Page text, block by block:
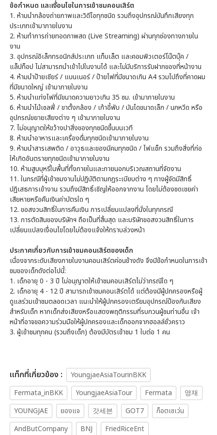
ข้อกำหนด และเงื่อนไขในการเข้าชมคอนเสิร์ต
1. ห้ามนำกล้องถ่ายภาพและวิดีโอทุกชนิด รวมถึงอุปกรณ์บันทึกเสียงทุก
ประเภทเข้ามาภายในงาน
2. ห้ามทำการถ่ายทอดภาพสด (Live Streaming) ผ่านทุกช่องทางภายใน
งาน
3. อุปกรณ์อิเล็กทรอนิกส์ประเภท แท็บเล็ต และคอมพิวเตอร์โน๊ตบุ๊ค /
แล็ปท็อป ไม่สามารถนำเข้าไปในงานได้ และไม่มีบริการรับฝากของที่หน้างาน
4. ห้ามนำป้ายเชียร์ / แบนเนอร์ / ป้ายไฟที่มีขนาดเกิน A4 รวมไปถึงที่คาดผม
ที่มีขนาดใหญ่ เข้ามาภายในงาน
5. ห้ามนำแท่งไฟที่มีขนาดความยาวเกิน 35 ซม. เข้ามาภายในงาน
6. ห้ามนำไม้เซลฟี่ / ขาตั้งกล้อง / เก้าอี้พับ / บันไดขนาดเล็ก / นกหวีด หรือ
อุปกรณ์ขยายเสียงต่าง ๆ เข้ามาภายในงาน
7. ไม่อนุญาตให้ขว้างปาสิ่งของทุกชนิดขึ้นบนเวที
8. ห้ามนำอาหารและเครื่องดื่มทุกชนิดเข้ามาภายในงาน
9. ห้ามนำสารเสพติด / อาวุธและของมีคมทุกชนิด / ไฟแช็ก รวมถึงสิ่งที่ก่อ
ให้เกิดอันตรายทุกชนิดเข้ามาภายในงาน
10. ห้ามสูบบุหรี่ในพื้นที่ทั้งภายในและภายนอกบริเวณสถานที่จัดงาน
11. ในกรณีที่ผู้เข้าชมงานไม่ปฏิบัติตามกฎระเบียบต่าง ๆ ทางผู้จัดมีสิทธิ์
ปฏิเสธการเข้างาน รวมถึงมีสิทธิ์เชิญให้ออกจากงาน โดยไม่ต้องชดเชยค่า
เสียหายหรือคืนเงินค่าบัตรใด ๆ
12. ขอสงวนสิทธิ์ในการคืนเงิน การเปลี่ยนแปลงที่นั่งในทุกกรณี
13. การตัดสินของบริษัทฯ ถือเป็นที่สิ้นสุด และบริษัทขอสงวนสิทธิ์ในการ
เปลี่ยนแปลงเงื่อนไขโดยไม่ต้องแจ้งให้ทราบล่วงหน้า
ประกาศเกี่ยวกับการเข้าชมคอนเสิร์ตของเด็ก
เนื่องจากระดับเสียงภายในงานคอนเสิร์ตค่อนข้างดัง จึงมีข้อกำหนดในการเข้า
ชมของเด็กดังต่อไปนี้:
1. เด็กอายุ 0 - 3 ปี ไม่อนุญาตให้เข้าชมคอนเสิร์ตไม่ว่ากรณีใด ๆ
2. เด็กอายุ 4 - 12 ปี สามารถเข้าชมคอนเสิร์ตได้ แต่ต้องมีผู้ปกครองหรือผู้
ดูแลร่วมเข้าชมตลอดเวลา แนะนำให้ผู้ปกครองเตรียมอุปกรณ์ป้องกันเสียง
สำหรับเด็ก หากเด็กส่งเสียงหรือแสดงพฤติกรรมที่รบกวนผู้ชมท่านอื่น เจ้า
หน้าที่อาจขอความร่วมมือให้ผู้ปกครองและเด็กออกจากฮอลล์ชั่วคราว
3. ผู้เข้าชมทุกคน (รวมถึงเด็ก) ต้องมีบัตรเข้าชม 1 ใบต่อ 1 คน
เเท็กที่เกี่ยวข้อง :
YoungjaeAsiaTourinBKK
Fermata_inBKK
YoungjaeAsiaTour Fermata
영재
YOUNGJAE
ยองแจ 갓세븐 GOT7
ก็อตเซเว่น
AndButCompany
BNJ FriedRiceEnt